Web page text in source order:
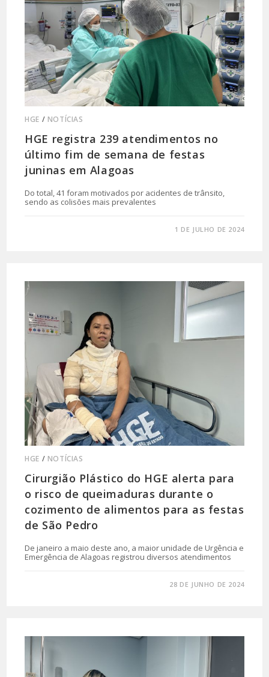
HGE / NOTÍCIAS
HGE registra 239 atendimentos no
último fim de semana de festas
juninas em Alagoas
Do total, 41 foram motivados por acidentes de trânsito,
sendo as colisões mais prevalentes
1 DE JULHO DE 2024
HGE / NOTÍCIAS
Cirurgião Plástico do HGE alerta para
o risco de queimaduras durante o
cozimento de alimentos para as festas
de São Pedro
De janeiro a maio deste ano, a maior unidade de Urgência e
Emergência de Alagoas registrou diversos atendimentos
28 DE JUNHO DE 2024